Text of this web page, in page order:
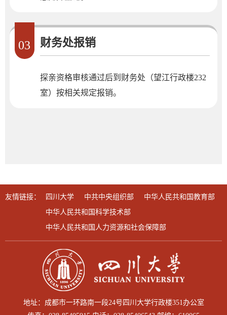
03 财务处报销
探亲资格审核通过后到财务处（望江行政楼232
室）按相关规定报销。
友情链接： 四川大学 中共中央组织部
中华人民共和国教育部
中华人民共和国科学技术部
中华人民共和国人力资源和社会保障部
地址：成都市一环路南一段24号四川大学行政楼351办公室